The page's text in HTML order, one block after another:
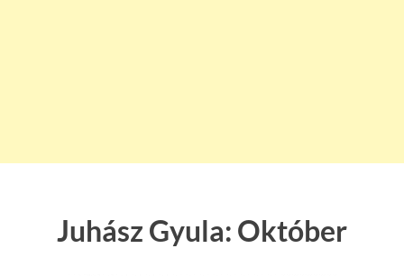
Juhász Gyula: Október